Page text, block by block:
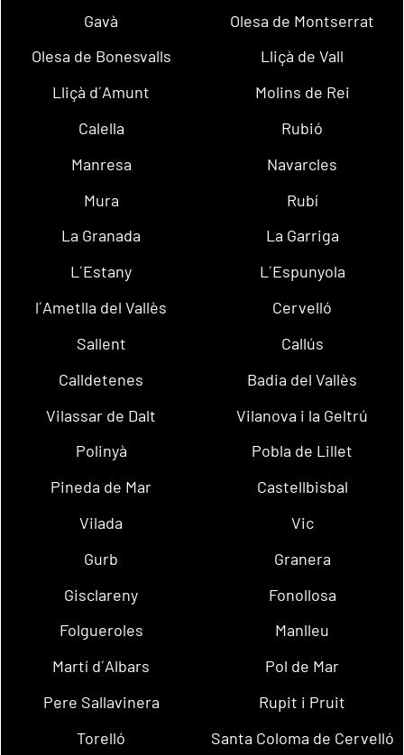
Gavà
Olesa de Montserrat
Olesa de Bonesvalls
Lliçà de Vall
Lliçà d´Amunt
Molins de Rei
Calella
Rubió
Manresa
Navarcles
Mura
Rubí
La Granada
La Garriga
L´Estany
L´Espunyola
l´Ametlla del Vallès
Cervelló
Sallent
Callús
Calldetenes
Badia del Vallès
Vilassar de Dalt
Vilanova i la Geltrú
Polinyà
Pobla de Lillet
Pineda de Mar
Castellbisbal
Vilada
Vic
Gurb
Granera
Gisclareny
Fonollosa
Folgueroles
Manlleu
Martí d´Albars
Pol de Mar
Pere Sallavinera
Rupit i Pruit
Torelló
Santa Coloma de Cervelló